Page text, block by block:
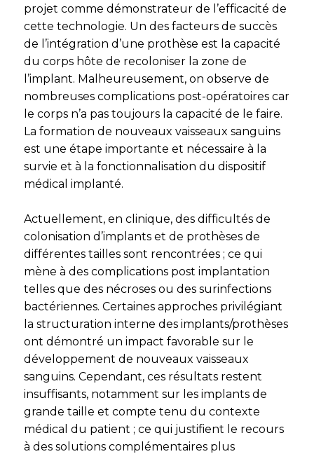
projet comme démonstrateur de l’efficacité de
cette technologie. Un des facteurs de succès
de l’intégration d’une prothèse est la capacité
du corps hôte de recoloniser la zone de
l’implant. Malheureusement, on observe de
nombreuses complications post-opératoires car
le corps n’a pas toujours la capacité de le faire.
La formation de nouveaux vaisseaux sanguins
est une étape importante et nécessaire à la
survie et à la fonctionnalisation du dispositif
médical implanté.
Actuellement, en clinique, des difficultés de
colonisation d’implants et de prothèses de
différentes tailles sont rencontrées ; ce qui
mène à des complications post implantation
telles que des nécroses ou des surinfections
bactériennes. Certaines approches privilégiant
la structuration interne des implants/prothèses
ont démontré un impact favorable sur le
développement de nouveaux vaisseaux
sanguins. Cependant, ces résultats restent
insuffisants, notamment sur les implants de
grande taille et compte tenu du contexte
médical du patient ; ce qui justifient le recours
à des solutions complémentaires plus